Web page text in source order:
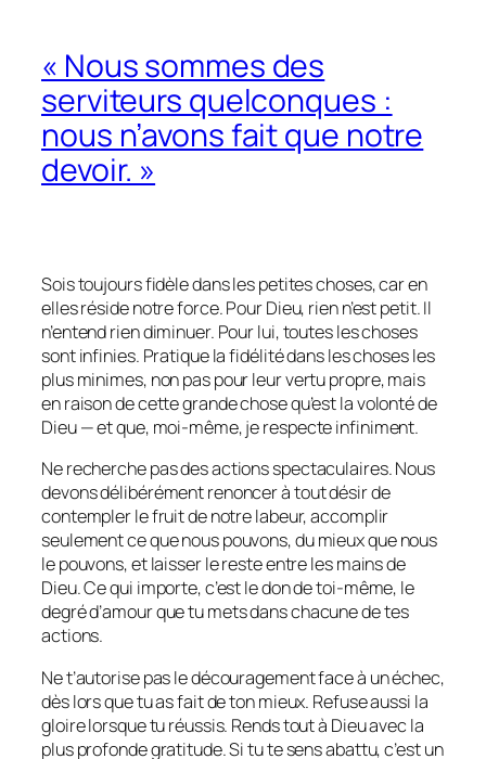
« Nous sommes des
serviteurs quelconques :
nous n’avons fait que notre
devoir. »
Sois toujours fidèle dans les petites choses, car en
elles réside notre force. Pour Dieu, rien n’est petit. Il
n’entend rien diminuer. Pour lui, toutes les choses
sont infinies. Pratique la fidélité dans les choses les
plus minimes, non pas pour leur vertu propre, mais
en raison de cette grande chose qu’est la volonté de
Dieu — et que, moi-même, je respecte infiniment.
Ne recherche pas des actions spectaculaires. Nous
devons délibérément renoncer à tout désir de
contempler le fruit de notre labeur, accomplir
seulement ce que nous pouvons, du mieux que nous
le pouvons, et laisser le reste entre les mains de
Dieu. Ce qui importe, c’est le don de toi-même, le
degré d’amour que tu mets dans chacune de tes
actions.
Ne t’autorise pas le découragement face à un échec,
dès lors que tu as fait de ton mieux. Refuse aussi la
gloire lorsque tu réussis. Rends tout à Dieu avec la
plus profonde gratitude. Si tu te sens abattu, c’est un